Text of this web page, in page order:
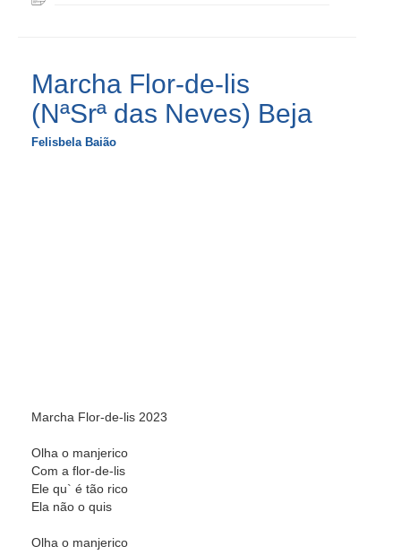
Marcha Flor-de-lis
(NªSrª das Neves) Beja
Felisbela Baião
Marcha Flor-de-lis 2023
Olha o manjerico
Com a flor-de-lis
Ele qu` é tão rico
Ela não o quis
Olha o manjerico